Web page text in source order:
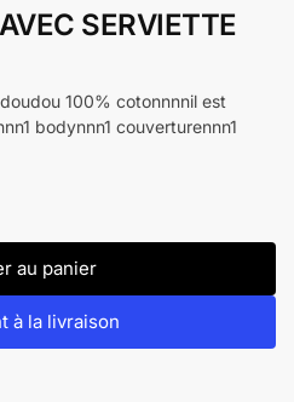
SERVIETTE
100% cotonnnnil est
bodynnn1 couverturennn1
au panier
à la livraison